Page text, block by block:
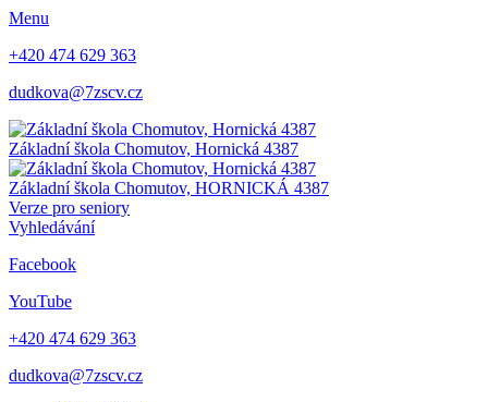
Menu
+420 474 629 363
dudkova@7zscv.cz
Základní škola Chomutov, Hornická 4387
Základní škola Chomutov, HORNICKÁ 4387
Verze pro seniory
Vyhledávání
Facebook
YouTube
+420 474 629 363
dudkova@7zscv.cz